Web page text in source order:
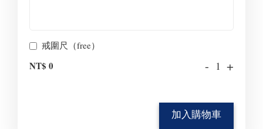
戒圍尺（free）
NT$ 0 - +
加入購物車